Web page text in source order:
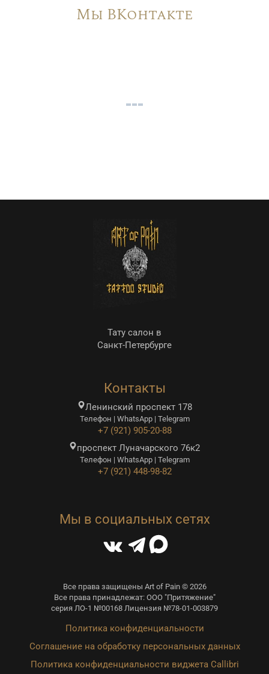
Мы ВКонтакте
Тату салон в
Санкт-Петербурге
Контакты
Ленинский проспект 178
Телефон | WhatsApp | Telegram
+7 (921) 905-20-88
проспект Луначарского 76к2
Телефон | WhatsApp | Telegram
+7 (921) 448-98-82
Мы в социальных сетях
Все права защищены Art of Pain © 2026
Все права принадлежат: ООО "Притяжение"
серия ЛО-1 №00168 Лицензия №78-01-003879
Политика конфиденциальности
Соглашение на обработку персональных данных
Политика конфиденциальности виджета Callibri